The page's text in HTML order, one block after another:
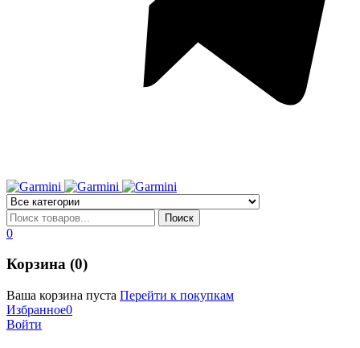
0
Корзина (0)
Ваша корзина пуста Перейти к покупкам
Избранное0
Войти